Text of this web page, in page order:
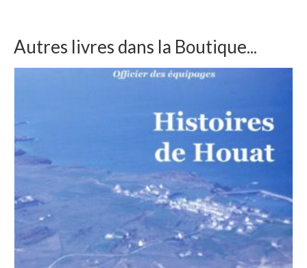
Autres livres dans la Boutique...